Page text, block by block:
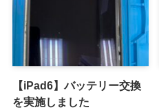
【iPad6】バッテリー交換
を実施しました